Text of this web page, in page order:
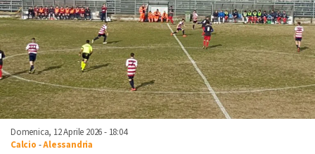
Domenica, 12 Aprile 2026 - 18:04
Calcio -Alessandria